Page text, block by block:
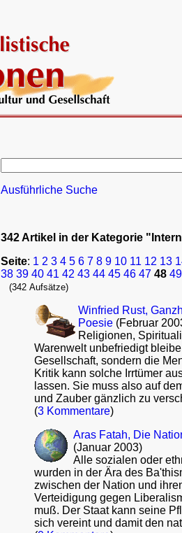
Ausführliche Suche
342 Artikel in der Kategorie
Seite: 1 2 3 4 5 6 7 8 9 10 11 12 13
38 39 40 41 42 43 44 45 46 47 48 49
(342 Aufsätze)
Winfried Rust,
Poesie (Februar
Religionen,
Warenwelt unbefriedigt
Gesellschaft, sondern die
Kritik kann solche Irrtümer
lassen. Sie muss also auf
und Zauber gänzlich zu
(3 Kommentare)
Aras Fatah, Die
(Januar 2003)
Alle sozialen oder
wurden in der Ära des
zwischen der Nation und
Verteidigung gegen
muß. Der Staat kann seine
sich vereint und damit den